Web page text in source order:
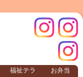
福祉テラ
お弁当
インス
クレモ